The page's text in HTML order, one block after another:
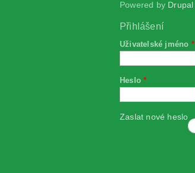
Powered by Drupal
Přihlášení
Uživatelské jméno *
Heslo*
Zaslat nové heslo